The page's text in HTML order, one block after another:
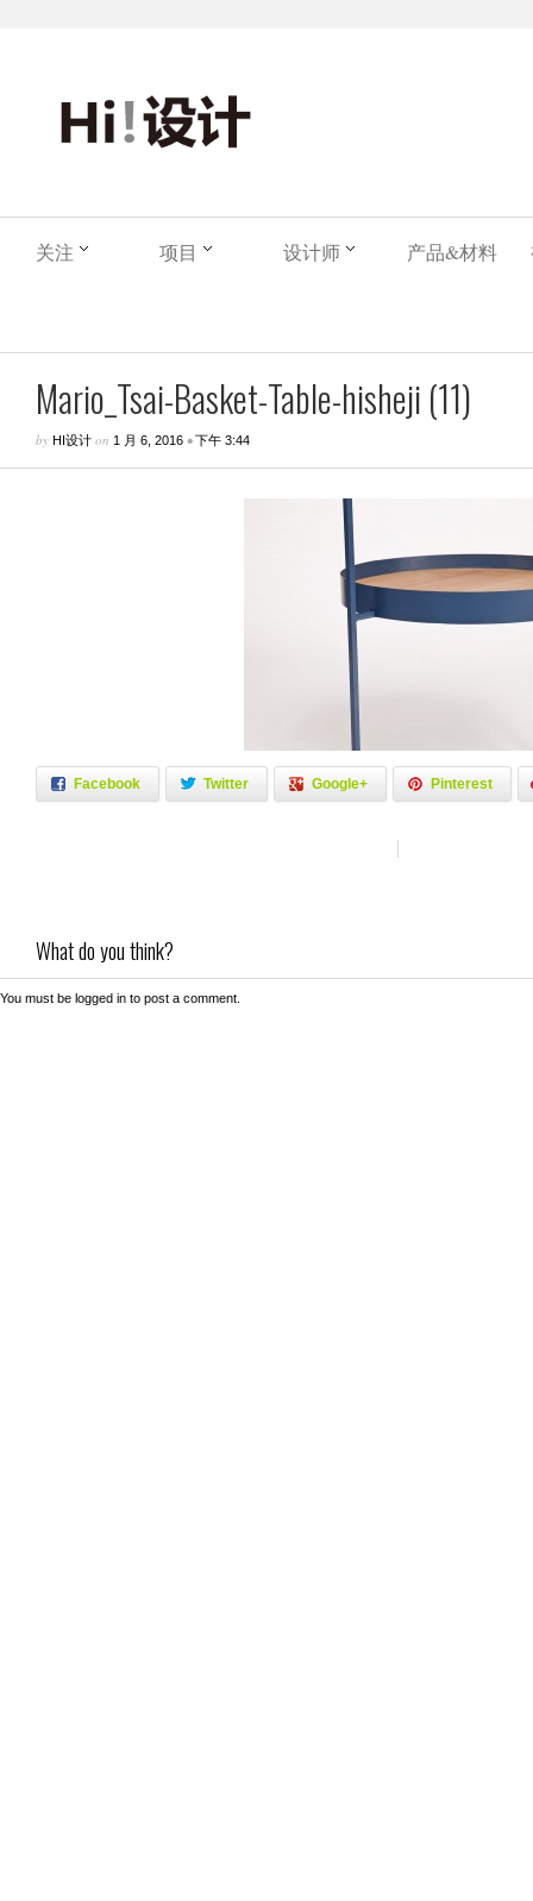
关注 项目 设计师 产品&材料
Mario_Tsai-Basket-Table-hisheji (11)
by HI设计 on 1 月 6, 2016 •下午 3:44
Facebook Twitter Google+ Pinterest
What do you think?
You must be logged in to post a comment.